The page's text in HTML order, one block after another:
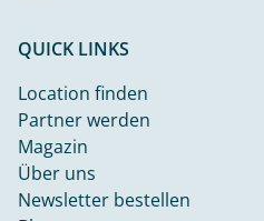
QUICK LINKS
Location finden
Partner werden
Magazin
Über uns
Newsletter bestellen